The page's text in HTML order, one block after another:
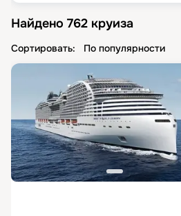
Найдено 762 круиза
Сортировать: По популярности